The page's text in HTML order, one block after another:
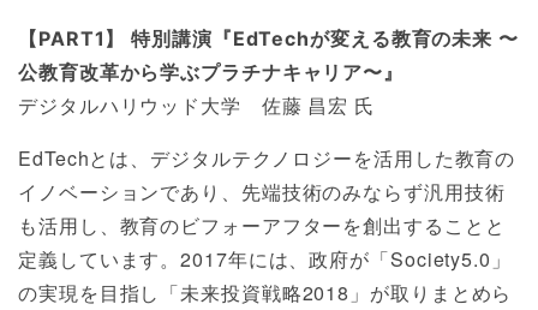
【PART1】 特別講演『EdTechが変える教育の未来 〜
公教育改革から学ぶプラチナキャリア〜』
デジタルハリウッド大学 佐藤 昌宏 氏
EdTechとは、デジタルテクノロジーを活用した教育の
イノベーションであり、先端技術のみならず汎用技術
も活用し、教育のビフォーアフターを創出することと
定義しています。2017年には、政府が「Society5.0」
の実現を目指し「未来投資戦略2018」が取りまとめら